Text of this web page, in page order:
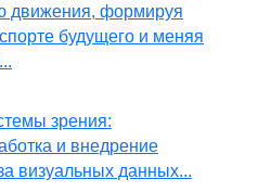
движения, формируя
будущего и меняя
зрения:
и внедрение
визуальных данных...